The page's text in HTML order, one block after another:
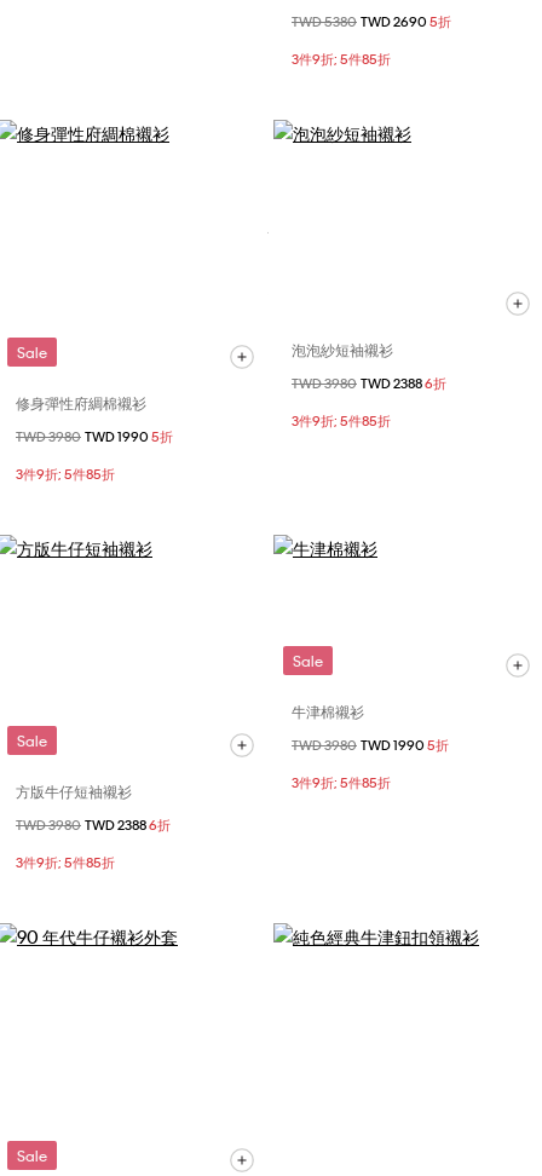
價格扣減從
TWD 5380 至
TWD 2690 5折
3件9折; 5件85折
Sale
修身彈性府綢棉襯衫
價格扣減從
TWD 3980 至
TWD 1990 5折
3件9折; 5件85折
泡泡紗短袖襯衫
價格扣減從
TWD 3980 至
TWD 23886折
3件9折; 5件85折
Sale
方版牛仔短袖襯衫
價格扣減從
TWD 3980 至
TWD 23886折
3件9折; 5件85折
Sale
牛津棉襯衫
價格扣減從
TWD 3980 至
TWD 1990 5折
3件9折; 5件85折
Sale